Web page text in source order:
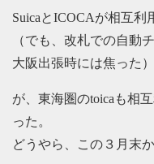
SuicaとICOCAが相互利
（でも、改札での自動
大阪出張時には焦った）
が、東海圏のtoicaも相
った。
どうやら、この３月末